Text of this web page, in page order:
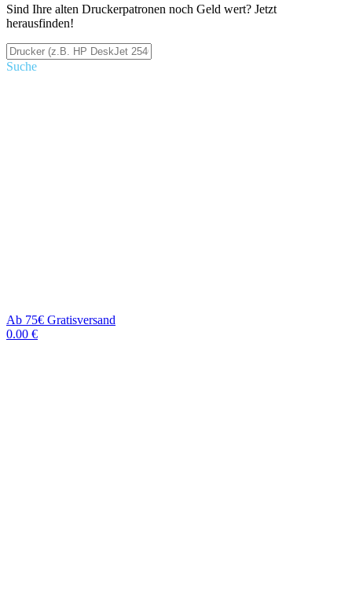
Sind Ihre alten Druckerpatronen noch Geld wert? Jetzt
herausfinden!
Suche
Ab 75€ Gratisversand
0.00 €